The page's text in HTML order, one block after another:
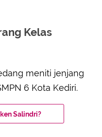
Kelas
meniti jenjang
6 Kota Kediri.
Salindri?